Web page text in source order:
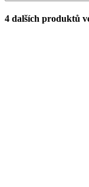
4 dalších produktů